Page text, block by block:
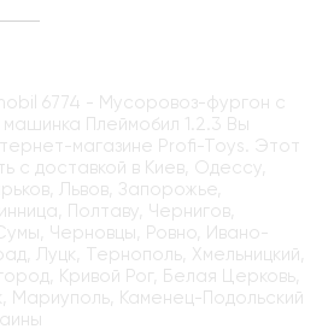
6774 - Мусоровоз-фургон с
Плеймобил 1.2.3 Вы
магазине Profi-Toys. Этот
с доставкой в Киев, Одессу,
Львов, Запорожье,
Полтаву, Чернигов,
Черновцы, Ровно, Ивано-
Луцк, Тернополь, Хмельницкий,
Кривой Рог, Белая Церковь,
Мариуполь, Каменец-Подольский